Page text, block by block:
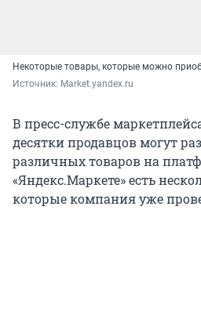
Некоторые товары, которые можно
Источник: Market.yandex.ru
В пресс-службе
десятки продавцов могут
различных товаров на
«Яндекс.Маркете» есть
которые компания уже